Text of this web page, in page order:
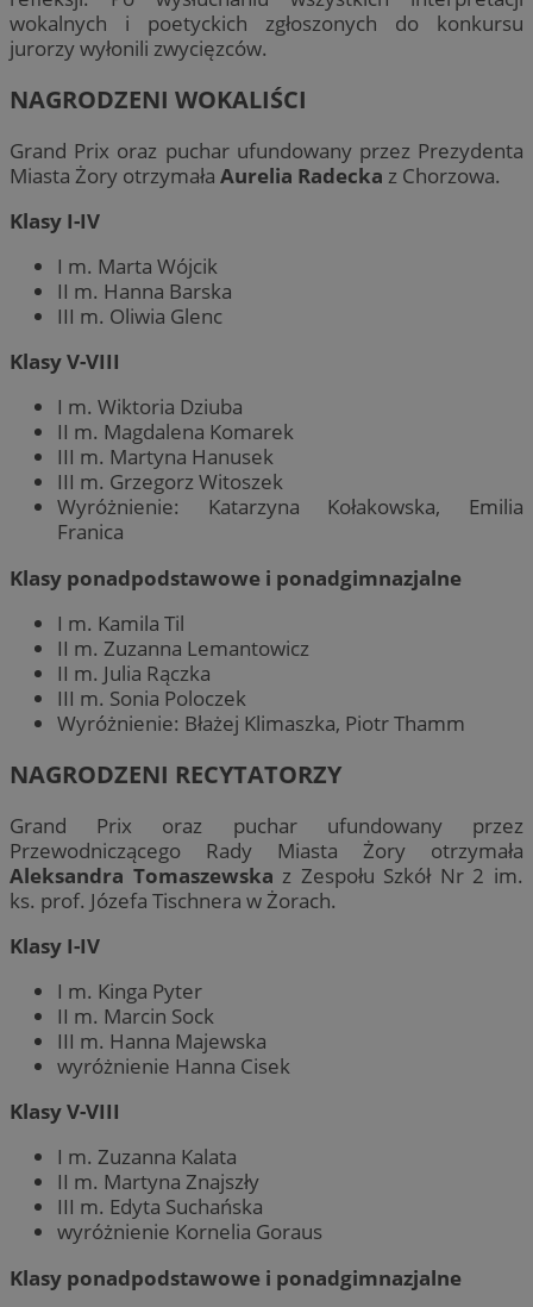
wokalnych i poetyckich zgłoszonych do konkursu
jurorzy wyłonili zwycięzców.
NAGRODZENI WOKALIŚCI
Grand Prix oraz puchar ufundowany przez Prezydenta
Miasta Żory otrzymała Aurelia Radecka z Chorzowa.
Klasy I-IV
I m. Marta Wójcik
II m. Hanna Barska
III m. Oliwia Glenc
Klasy V-VIII
I m. Wiktoria Dziuba
II m. Magdalena Komarek
III m. Martyna Hanusek
III m. Grzegorz Witoszek
Wyróżnienie: Katarzyna Kołakowska, Emilia
Franica
Klasy ponadpodstawowe i ponadgimnazjalne
I m. Kamila Til
II m. Zuzanna Lemantowicz
II m. Julia Rączka
III m. Sonia Poloczek
Wyróżnienie: Błażej Klimaszka, Piotr Thamm
NAGRODZENI RECYTATORZY
Grand Prix oraz puchar ufundowany przez
Przewodniczącego Rady Miasta Żory otrzymała
Aleksandra Tomaszewskaz Zespołu Szkół Nr 2 im.
ks. prof. Józefa Tischnera w Żorach.
Klasy I-IV
I m. Kinga Pyter
II m. Marcin Sock
III m. Hanna Majewska
wyróżnienie Hanna Cisek
Klasy V-VIII
I m. Zuzanna Kalata
II m. Martyna Znajszły
III m. Edyta Suchańska
wyróżnienie Kornelia Goraus
Klasy ponadpodstawowe i ponadgimnazjalne